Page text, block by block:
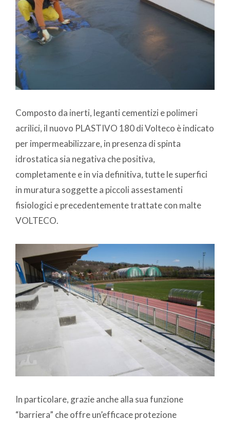
Composto da inerti, leganti cementizi e polimeri
acrilici, il nuovo PLASTIVO 180 di Volteco è indicato
per impermeabilizzare, in presenza di spinta
idrostatica sia negativa che positiva,
completamente e in via definitiva, tutte le superfici
in muratura soggette a piccoli assestamenti
fisiologici e precedentemente trattate con malte
VOLTECO.
In particolare, grazie anche alla sua funzione
“barriera” che offre un’efficace protezione